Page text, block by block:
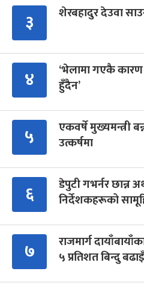
३ शेरबहादुर देउवा
४
‘भेलामा गएकै कारण
हुँदैन’
५
एकवर्षे मुख्यमन्त्री
उत्कर्षमा
६
डेपुटी गभर्नर छान्न
निर्देशकहरूको
७
राजमार्ग
५ प्रतिशत बिन्दु